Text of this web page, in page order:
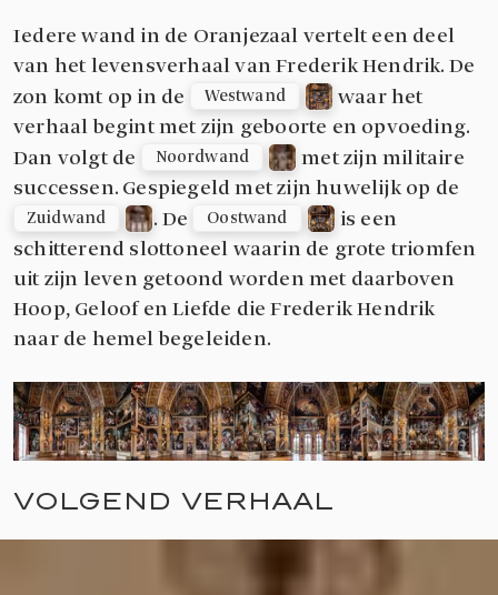
Iedere wand in de Oranjezaal vertelt een deel
van het levensverhaal van Frederik Hendrik. De
zon komt op in de
Westwand
waar het
verhaal begint met zijn geboorte en opvoeding.
Dan volgt de
Noordwand
met zijn militaire
successen. Gespiegeld met zijn huwelijk op de
Zuidwand . De Oostwand
is een
schitterend slottoneel waarin de grote triomfen
uit zijn leven getoond worden met daarboven
Hoop, Geloof en Liefde die Frederik Hendrik
naar de hemel begeleiden.
VOLGEND VERHAAL